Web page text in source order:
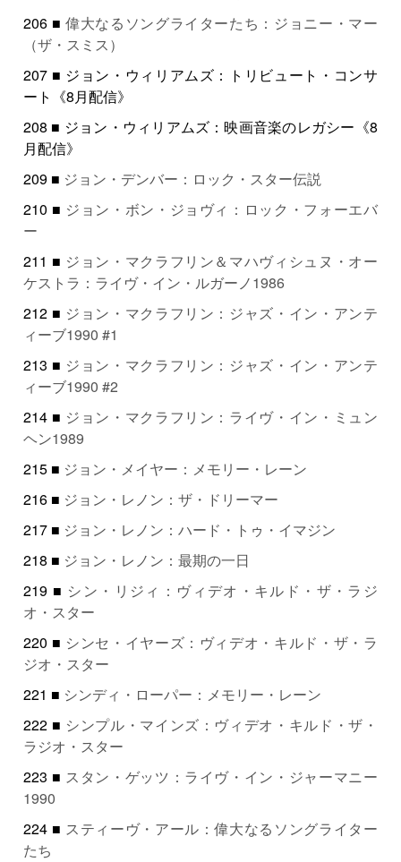
206 ■偉大なるソングライターたち：ジョニー・マー
（ザ・スミス）
207 ■ ジョン・ウィリアムズ：トリビュート・コンサ
ート《8月配信》
208 ■ ジョン・ウィリアムズ：映画音楽のレガシー《8
月配信》
209 ■ ジョン・デンバー：ロック・スター伝説
210 ■ ジョン・ボン・ジョヴィ：ロック・フォーエバ
ー
211 ■ ジョン・マクラフリン＆マハヴィシュヌ・オー
ケストラ：ライヴ・イン・ルガーノ1986
212 ■ ジョン・マクラフリン：ジャズ・イン・アンテ
ィーブ1990 #1
213 ■ ジョン・マクラフリン：ジャズ・イン・アンテ
ィーブ1990 #2
214 ■ ジョン・マクラフリン：ライヴ・イン・ミュン
ヘン1989
215 ■ ジョン・メイヤー：メモリー・レーン
216 ■ ジョン・レノン：ザ・ドリーマー
217 ■ ジョン・レノン：ハード・トゥ・イマジン
218 ■ ジョン・レノン：最期の一日
219 ■ シン・リジィ：ヴィデオ・キルド・ザ・ラジ
オ・スター
220 ■ シンセ・イヤーズ：ヴィデオ・キルド・ザ・ラ
ジオ・スター
221 ■ シンディ・ローパー：メモリー・レーン
222 ■ シンプル・マインズ：ヴィデオ・キルド・ザ・
ラジオ・スター
223 ■ スタン・ゲッツ：ライヴ・イン・ジャーマニー
1990
224 ■ スティーヴ・アール：偉大なるソングライター
たち